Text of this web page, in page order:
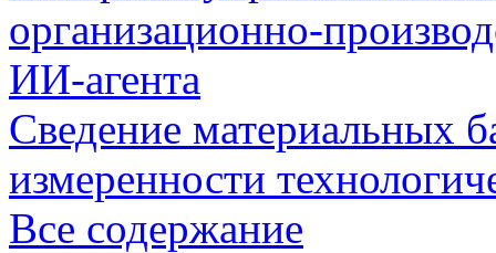
организационно-
ИИ-агента
Сведение материальных
измеренности
Все содержание